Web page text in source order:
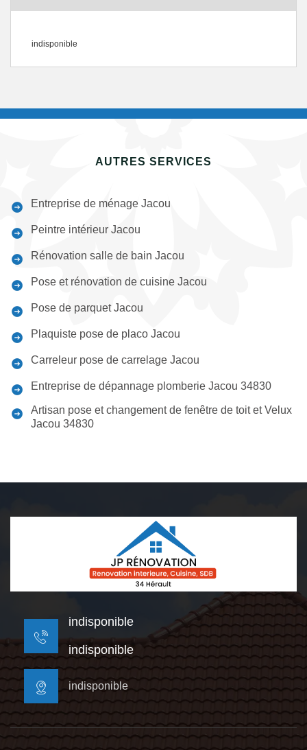
indisponible
AUTRES SERVICES
Entreprise de ménage Jacou
Peintre intérieur Jacou
Rénovation salle de bain Jacou
Pose et rénovation de cuisine Jacou
Pose de parquet Jacou
Plaquiste pose de placo Jacou
Carreleur pose de carrelage Jacou
Entreprise de dépannage plomberie Jacou 34830
Artisan pose et changement de fenêtre de toit et Velux
Jacou 34830
indisponible
indisponible
indisponible